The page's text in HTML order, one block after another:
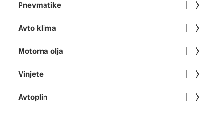
Pnevmatike
Avto klima
Motorna olja
Vinjete
Avtoplin